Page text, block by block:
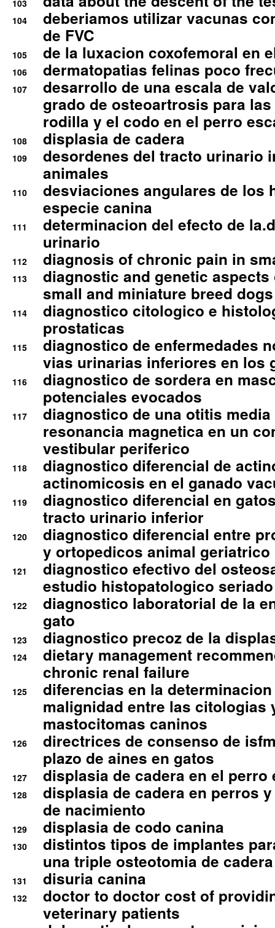
103
104
deberiamos utilizar vacunas
de FVC
105 de la luxacion coxofemoral en
106 dermatopatias felinas poco
107
desarrollo de una escala de
grado de osteoartrosis para
rodilla y el codo en el perro
108 displasia de cadera
109
desordenes del tracto urinario
animales
110
desviaciones angulares de los
especie canina
111
determinacion del efecto de
urinario
112 diagnosis of chronic pain in
113
diagnostic and genetic
small and miniature breed
114
diagnostico citologico e
prostaticas
115
diagnostico de enfermedades
vias urinarias inferiores en los
116
diagnostico de sordera en
potenciales evocados
117
diagnostico de una otitis
resonancia magnetica en un
vestibular periferico
118
diagnostico diferencial de
actinomicosis en el ganado
119
diagnostico diferencial en
tracto urinario inferior
120
diagnostico diferencial entre
y ortopedicos animal geriatrico
121
diagnostico efectivo del
estudio histopatologico seriado
122
diagnostico laboratorial de la
gato
123 diagnostico precoz de la
124
dietary management
chronic renal failure
125
diferencias en la
malignidad entre las citologias
mastocitomas caninos
126
directrices de consenso de
plazo de aines en gatos
127 displasia de cadera en el perro
128
displasia de cadera en perros
de nacimiento
129 displasia de codo canina
130
distintos tipos de implantes
una triple osteotomia de cadera
131 disuria canina
132
doctor to doctor cost of
veterinary patients